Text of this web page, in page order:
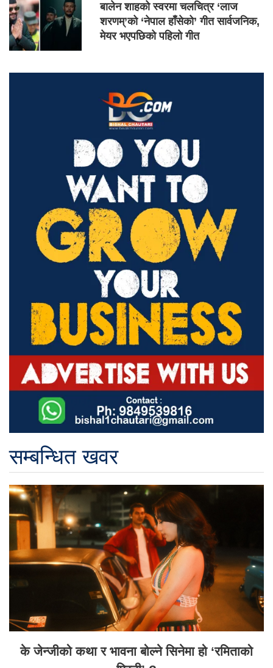
बालेन शाहको स्वरमा चलचित्र ‘लाज
शरणम्’को ‘नेपाल हाँसेको’ गीत सार्वजनिक,
मेयर भएपछिको पहिलो गीत
सम्बन्धित खवर
के जेन्जीको कथा र भावना बोल्ने सिनेमा हो ‘रमिताको